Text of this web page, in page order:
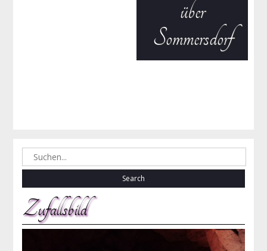
über
Sommersdorf
Search
for:
Zufallsbild